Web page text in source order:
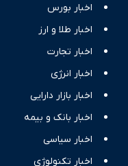
اخبار بورس
اخبار طلا و ارز
اخبار تجارت
اخبار انرژی
اخبار بازار دارایی
اخبار بانک و بیمه
اخبار سیاسی
اخبار تکنولوژی